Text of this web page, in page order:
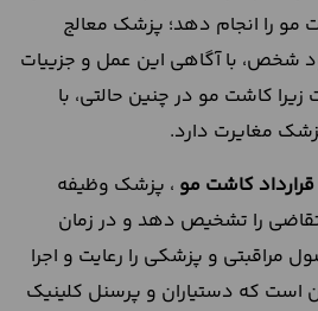
مو را انجام دهد؛ پزشک معالج
شخص، با آگاهی این عمل و جزییات
کاشت مو در چنین حالتی، با
مغایرت دارد.
کاشت مو ، پزشک وظیفه
را تشخیص دهد و در زمان
مراقبتی و پزشکی را رعایت و اجرا
است که دستیاران و پرسنل کلینیک